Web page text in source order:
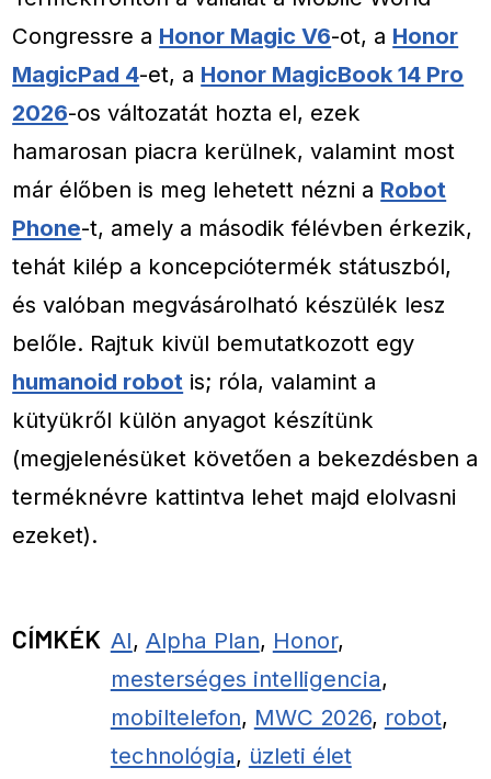
Congressre a Honor Magic V6-ot, a Honor
MagicPad 4-et, a Honor MagicBook 14 Pro
2026-os változatát hozta el, ezek
hamarosan piacra kerülnek, valamint most
már élőben is meg lehetett nézni a Robot
Phone-t, amely a második félévben érkezik,
tehát kilép a koncepciótermék státuszból,
és valóban megvásárolható készülék lesz
belőle. Rajtuk kivül bemutatkozott egy
humanoid robot is; róla, valamint a
kütyükről külön anyagot készítünk
(megjelenésüket követően a bekezdésben a
terméknévre kattintva lehet majd elolvasni
ezeket).
CÍMKÉK AI, Alpha Plan, Honor,
mesterséges intelligencia,
mobiltelefon, MWC 2026, robot,
technológia, üzleti élet